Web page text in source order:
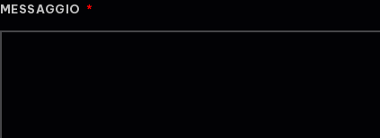
MESSAGGIO